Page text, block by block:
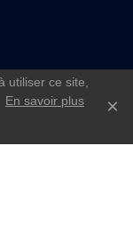
€
utiliser ce site,
En savoir plus ×